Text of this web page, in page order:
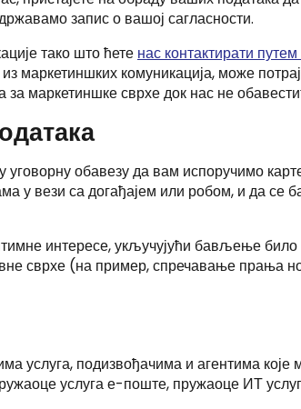
запис о вашој сагласности.
тако што ћете нас контактирати
маркетиншких комуникација, може
маркетиншке сврхе док нас не
обавезу да вам испоручимо
у вези са догађајем или робом, и да
интересе, укључујући бављење било
сврхе (на пример, спречавање прања
услуга, подизвођачима и агентима
услуга е-поште, пружаоце ИТ